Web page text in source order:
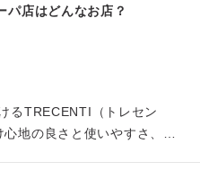
パ店はどんなお店？
るTRECENTI（トレセン
地の良さと使いやすさ、手